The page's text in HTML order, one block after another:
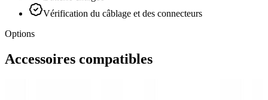
Vérification du câblage et des connecteurs
Options
Accessoires compatibles